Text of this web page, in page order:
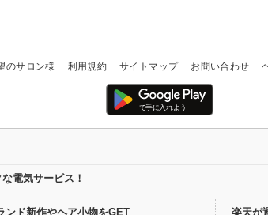
のサロン様 利用規約 サイトマップ お問い合わせ
電気サービス！
ンド新作やヘア小物をGET 楽天が